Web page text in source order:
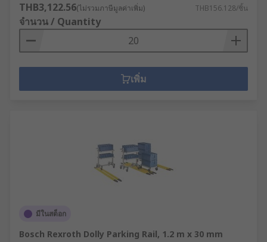
THB3,122.56(ไม่รวมภาษีมูลค่าเพิ่ม) THB156.128/ชิ้น
จำนวน / Quantity
เพิ่ม
มีในสต็อก
Bosch Rexroth Dolly Parking Rail, 1.2 m x 30 mm